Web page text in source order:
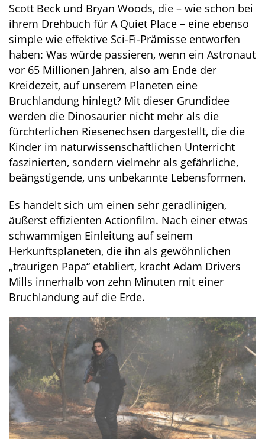
Scott Beck und Bryan Woods, die – wie schon bei
ihrem Drehbuch für A Quiet Place – eine ebenso
simple wie effektive Sci-Fi-Prämisse entworfen
haben: Was würde passieren, wenn ein Astronaut
vor 65 Millionen Jahren, also am Ende der
Kreidezeit, auf unserem Planeten eine
Bruchlandung hinlegt? Mit dieser Grundidee
werden die Dinosaurier nicht mehr als die
fürchterlichen Riesenechsen dargestellt, die die
Kinder im naturwissenschaftlichen Unterricht
faszinierten, sondern vielmehr als gefährliche,
beängstigende, uns unbekannte Lebensformen.
Es handelt sich um einen sehr geradlinigen,
äußerst effizienten Actionfilm. Nach einer etwas
schwammigen Einleitung auf seinem
Herkunftsplaneten, die ihn als gewöhnlichen
„traurigen Papa“ etabliert, kracht Adam Drivers
Mills innerhalb von zehn Minuten mit einer
Bruchlandung auf die Erde.